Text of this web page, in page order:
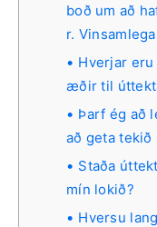
boð um að
r.
Hverjar
æðir til
Þarf ég að
að geta tekið
Staða
mín lokið?
Hversu